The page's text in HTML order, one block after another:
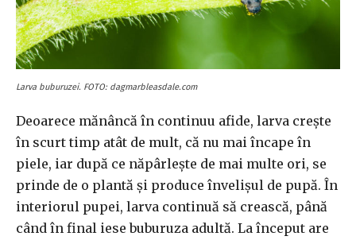
Larva buburuzei. FOTO: dagmarbleasdale.com
Deoarece mănâncă în continuu afide, larva creşte
în scurt timp atât de mult, că nu mai încape în
piele, iar după ce năpârleşte de mai multe ori, se
prinde de o plantă şi produce învelişul de pupă. În
interiorul pupei, larva continuă să crească, până
când în final iese buburuza adultă. La început are